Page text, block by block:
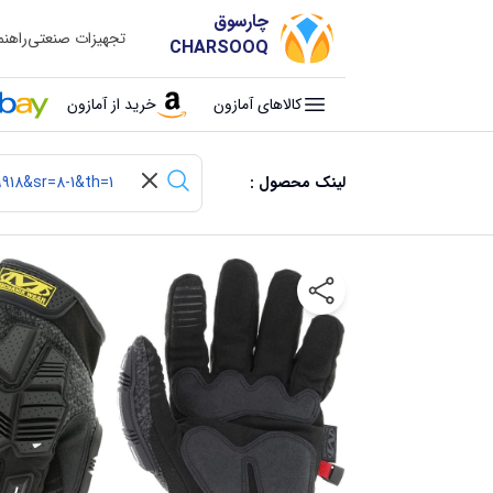
چارسوق
CHARSOOQ
تجهیزات صنعتی
کالاهای آمازون خرید از آمازون
لینک محصول :